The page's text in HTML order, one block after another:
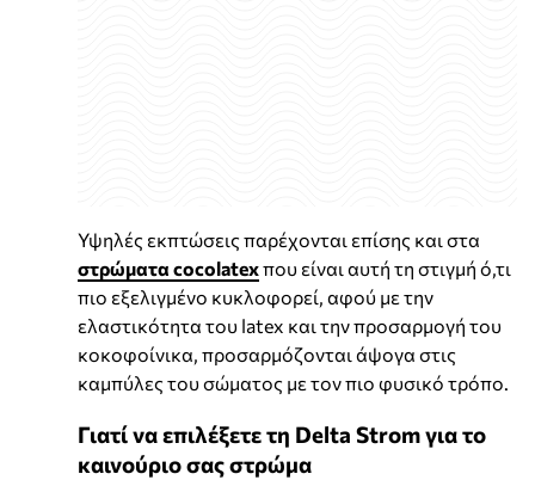
Υψηλές εκπτώσεις παρέχονται επίσης και στα
στρώματα cocolatexπου είναι αυτή τη στιγμή ό,τι
πιο εξελιγμένο κυκλοφορεί, αφού με την
ελαστικότητα του latex και την προσαρμογή του
κοκοφοίνικα, προσαρμόζονται άψογα στις
καμπύλες του σώματος με τον πιο φυσικό τρόπο.
Γιατί να επιλέξετε τη Delta Strom για το
καινούριο σας στρώμα